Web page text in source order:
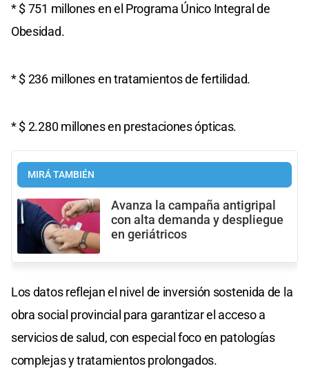
* $ 751 millones en el Programa Único Integral de
Obesidad.
* $ 236 millones en tratamientos de fertilidad.
* $ 2.280 millones en prestaciones ópticas.
MIRÁ TAMBIÉN
Avanza la campaña antigripal
con alta demanda y despliegue
en geriátricos
Los datos reflejan el nivel de inversión sostenida de la
obra social provincial para garantizar el acceso a
servicios de salud, con especial foco en patologías
complejas y tratamientos prolongados.